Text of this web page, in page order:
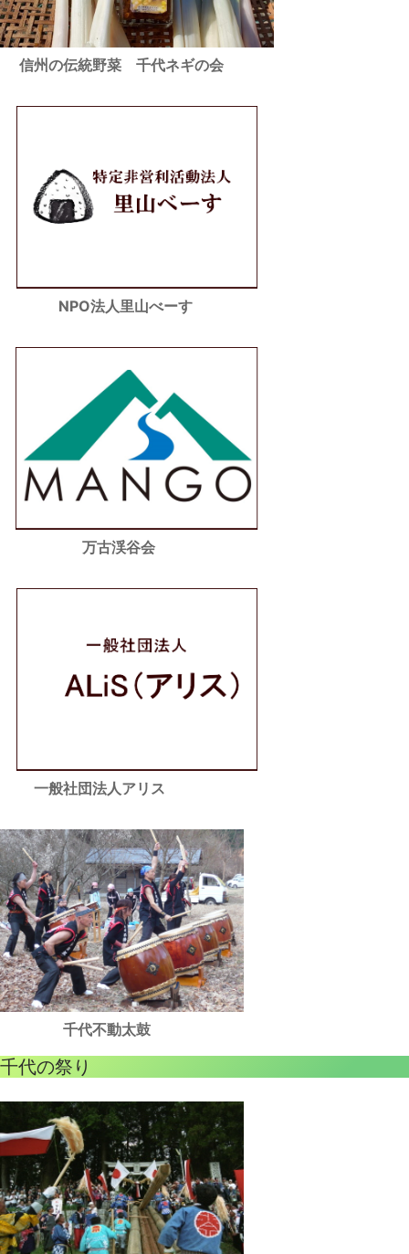
信州の伝統野菜 千代ネギの会
NPO法人里山べーす
万古渓谷会
一般社団法人アリス
千代不動太鼓
千代の祭り